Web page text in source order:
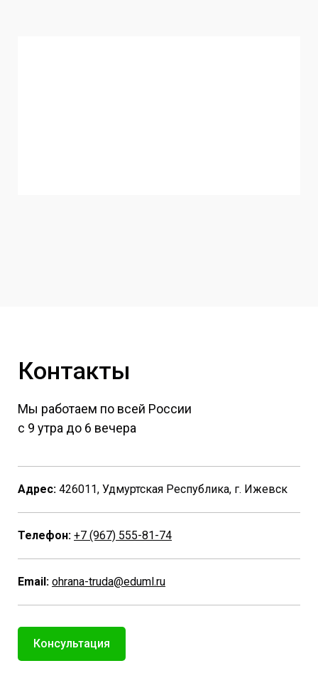
Контакты
Мы работаем по всей России
с 9 утра до 6 вечера
Адрес: 426011, Удмуртская Республика, г. Ижевск
Телефон: +7 (967) 555-81-74
Email: ohrana-truda@eduml.ru
Консультация